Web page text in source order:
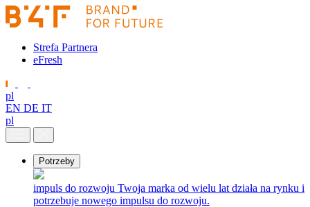
Strefa Partnera
eFresh
pl
EN DE IT
pl
Potrzeby
impuls do rozwoju Twoja marka od wielu lat działa na rynku i
potrzebuje nowego impulsu do rozwoju.